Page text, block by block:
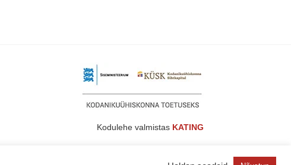
Kodulehe valmistas KATING